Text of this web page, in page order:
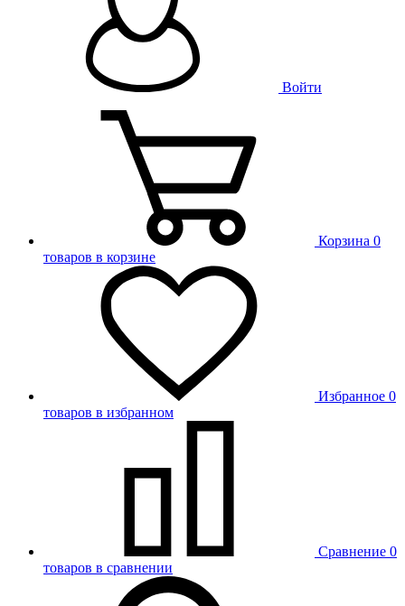
Войти
Корзина 0
товаров в корзине
Избранное 0
товаров в избранном
Сравнение 0
товаров в сравнении